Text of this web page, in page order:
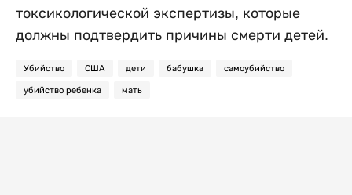
токсикологической экспертизы, которые
должны подтвердить причины смерти детей.
Убийство США дети бабушка самоубийство
убийство ребенка мать